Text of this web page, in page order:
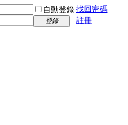
自動登錄 找回密碼
登錄
註冊